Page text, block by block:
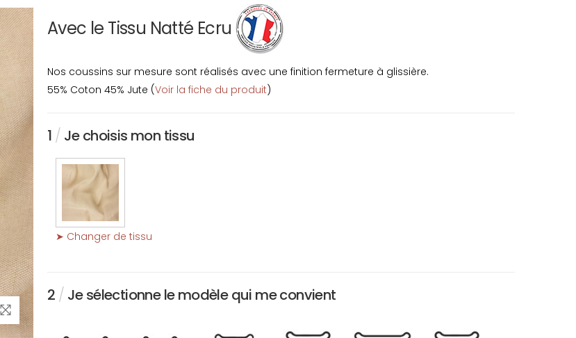
Avec le Tissu Natté Ecru
Nos coussins sur mesure sont réalisés avec une finition fermeture à glissière.
55% Coton 45% Jute (Voir la fiche du produit)
1 / Je choisis mon tissu
➤ Changer de tissu
2 / Je sélectionne le modèle qui me convient